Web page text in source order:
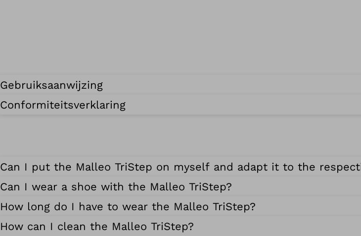
Gebruiksaanwijzing
Conformiteitsverklaring
Can I put the Malleo TriStep on myself and adapt it to the
Can I wear a shoe with the Malleo TriStep?
How long do I have to wear the Malleo TriStep?
How can I clean the Malleo TriStep?